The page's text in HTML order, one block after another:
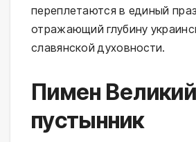
переплетаются в единый
отражающий глубину
славянской духовности.
Пимен
пустынник